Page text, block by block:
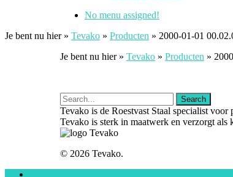
No menu assigned!
Je bent nu hier » Tevako » Producten » 2000-01-01
Je bent nu hier » Tevako » Producten »
Tevako is de Roestvast Staal specialist
Tevako is sterk in maatwerk en verzorgt
© 2026 Tevako.